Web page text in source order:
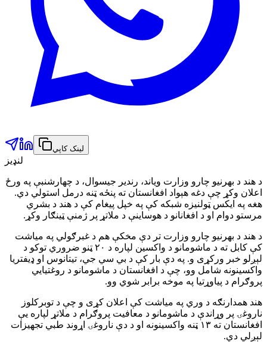
لینک کاپي
لنډیز
د هند د بهرنیو چارو وزارت ویاند، رندیر جیسوال، د چهارشنبې په ورځ
اعلان وکړ چې دغه هېواد افغانستان ته پنځه ټنه درمل استولي دي.
هغه په ایکس ټولنیزه شبکه کې په خپل پیغام کې د هند د بشري
مرستو دوام او د افغانانو د هوساینې د ملاتړ پر ژمنې ټینګار وکړ.
د هند د بهرنیو چارو وزارت تر دې مخکې هم د غبرګولي په میاشت
کې کابل ته د ماشومانو د واکسین لپاره د ۲۰ ټنو ضروري توکو د
لېږلو خبر ورکړی و. په دې بار کې د بي سي جي، تیتانوس او ډیفتریا
واکسینونه شامل وو، چې د افغانستان د ماشومانو د روغتیايي
پروګرام د پیاوړتیا په موخه برابر شوي وو.
هند همدارنګه د وري په میاشت کې اعلان کړی و چې د توبرکلوز
ناروغۍ پر وړاندې د ماشومانو د معافیت پروګرام د ملاتړ لپاره یې
افغانستان ته ۱۳ ټنه واکسینونه او د دې ناروغۍ اړوند طبي تجهیزات
لېږلي دي.